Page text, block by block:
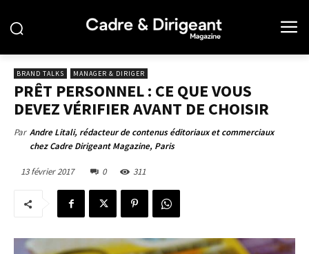
BRAND TALKS MANAGER & DIRIGER
PRÊT PERSONNEL : CE QUE VOUS
DEVEZ VÉRIFIER AVANT DE CHOISIR
Par Andre Litali, rédacteur de contenus éditoriaux et commerciaux
chez Cadre Dirigeant Magazine, Paris
13 février 2017 0 311